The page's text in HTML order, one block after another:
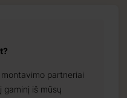
partneriai
gaminį iš mūsų